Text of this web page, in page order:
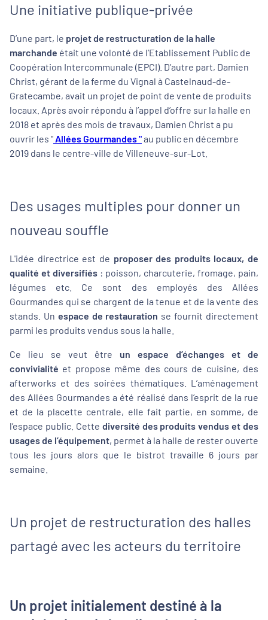
Une initiative publique-privée
D’une part, le projet de restructuration de la halle
marchande était une volonté de l’Etablissement Public de
Coopération Intercommunale (EPCI). D’autre part, Damien
Christ, gérant de la ferme du Vignal à Castelnaud-de-
Gratecambe, avait un projet de point de vente de produits
locaux. Après avoir répondu à l’appel d’offre sur la halle en
2018 et après des mois de travaux, Damien Christ a pu
ouvrir les " Allées Gourmandes "au public en décembre
2019 dans le centre-ville de Villeneuve-sur-Lot.
Des usages multiples pour donner un
nouveau souffle
L'idée directrice est de proposer des produits locaux, de
qualité et diversifiés : poisson, charcuterie, fromage, pain,
légumes etc. Ce sont des employés des Allées
Gourmandes qui se chargent de la tenue et de la vente des
stands. Un espace de restauration se fournit directement
parmi les produits vendus sous la halle.
Ce lieu se veut être un espace d’échanges et de
convivialité et propose même des cours de cuisine, des
afterworks et des soirées thématiques. L’aménagement
des Allées Gourmandes a été réalisé dans l’esprit de la rue
et de la placette centrale, elle fait partie, en somme, de
l’espace public. Cette diversité des produits vendus et des
usages de l’équipement, permet à la halle de rester ouverte
tous les jours alors que le bistrot travaille 6 jours par
semaine.
Un projet de restructuration des halles
partagé avec les acteurs du territoire
Un projet initialement destiné à la